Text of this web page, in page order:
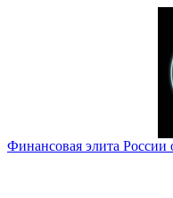
Финансовая элита России